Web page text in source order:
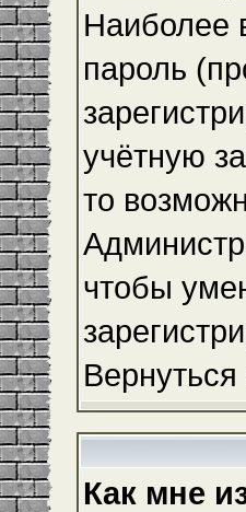
Наиболее
пароль
учётную
то
чтобы
Как мне